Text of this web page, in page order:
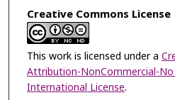
Creative Commons License
This work is licensed under a
Attribution-NonCommercial-
International License.